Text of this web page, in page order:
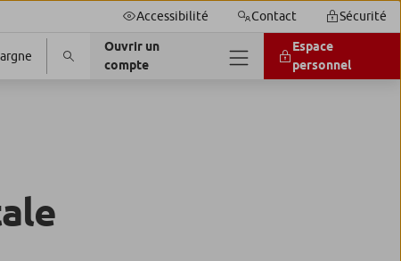
Accessibilité Contact Sécurité
Ouvrir un
compte
Espace
personnel